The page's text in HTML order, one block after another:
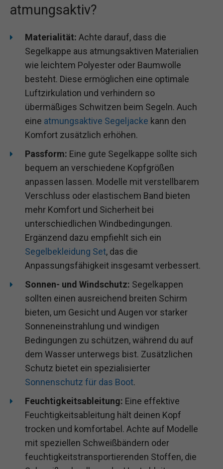
atmungsaktiv?
Materialität: Achte darauf, dass die
Segelkappe aus atmungsaktiven Materialien
wie leichtem Polyester oder Baumwolle
besteht. Diese ermöglichen eine optimale
Luftzirkulation und verhindern so
übermäßiges Schwitzen beim Segeln. Auch
eine atmungsaktive Segeljacke kann den
Komfort zusätzlich erhöhen.
Passform: Eine gute Segelkappe sollte sich
bequem an verschiedene Kopfgrößen
anpassen lassen. Modelle mit verstellbarem
Verschluss oder elastischem Band bieten
mehr Komfort und Sicherheit bei
unterschiedlichen Windbedingungen.
Ergänzend dazu empfiehlt sich ein
Segelbekleidung Set, das die
Anpassungsfähigkeit insgesamt verbessert.
Sonnen- und Windschutz: Segelkappen
sollten einen ausreichend breiten Schirm
bieten, um Gesicht und Augen vor starker
Sonneneinstrahlung und windigen
Bedingungen zu schützen, während du auf
dem Wasser unterwegs bist. Zusätzlichen
Schutz bietet ein spezialisierter
Sonnenschutz für das Boot.
Feuchtigkeitsableitung: Eine effektive
Feuchtigkeitsableitung hält deinen Kopf
trocken und komfortabel. Achte auf Modelle
mit speziellen Schweißbändern oder
feuchtigkeitstransportierenden Stoffen, die